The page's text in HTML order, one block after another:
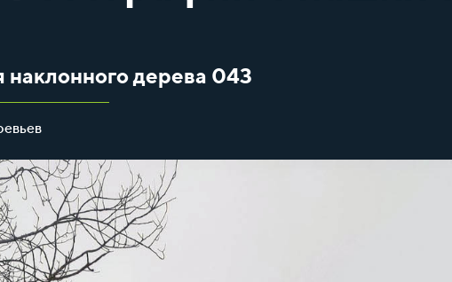
наклонного дерева 043